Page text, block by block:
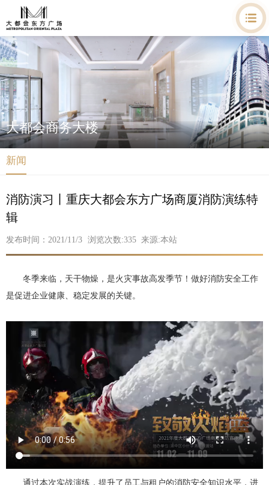
大都会商务大楼
新闻
消防演习丨重庆大都会东方广场商厦消防演练特
辑
发布时间：2021/11/3 浏览次数:335 来源:本站
冬季来临，天干物燥，是火灾事故高发季节！做好消防安全工作
是促进企业健康、稳定发展的关键。
通过本次实战演练，提升了员工与租户的消防安全知识水平，进